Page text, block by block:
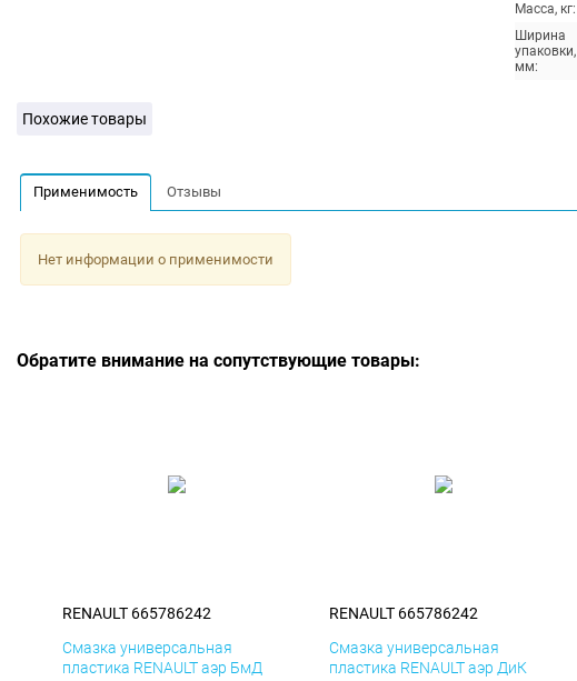
Масса, кг:
Ширина
упаковки,
мм:
Похожие товары
Применимость Отзывы
Нет информации о применимости
Обратите внимание на сопутствующие товары:
RENAULT 665786242
Смазка универсальная
пластика RENAULT аэр БмД
RENAULT 665786242
Смазка универсальная
пластика RENAULT аэр ДиК